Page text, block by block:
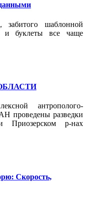
шаблонной
и буклеты все чаще
антрополого-
проведены разведки
Приозерском р-нах
Скорость,